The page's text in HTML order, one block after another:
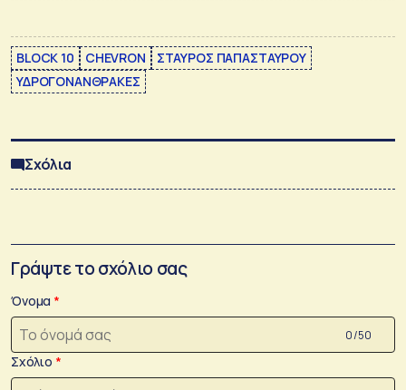
BLOCK 10 CHEVRON
ΣΤΑΥΡΟΣ ΠΑΠΑΣΤΑΥΡΟΥ
ΥΔΡΟΓΟΝΑΝΘΡΑΚΕΣ
Σχόλια
Γράψτε το σχόλιο σας
Όνομα
0 /50
Σχόλιο